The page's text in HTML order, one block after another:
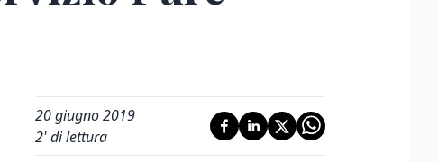
20 giugno 2019
2' di lettura